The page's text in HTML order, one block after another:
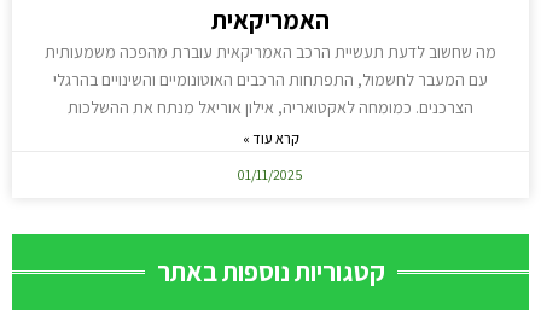
האמריקאית
מה שחשוב לדעת תעשיית הרכב האמריקאית עוברת מהפכה משמעותית
עם המעבר לחשמול, התפתחות הרכבים האוטונומיים והשינויים בהרגלי
הצרכנים. כמומחה לאקטואריה, אילון אוריאל מנתח את ההשלכות
קרא עוד »
01/11/2025
קטגוריות נוספות באתר